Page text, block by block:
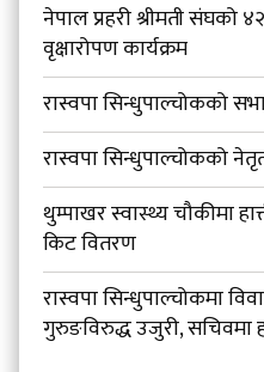
नेपाल प्रहरी श्रीमती संघको
वृक्षारोपण कार्यक्रम
रास्वपा सिन्धुपाल्चोकको
रास्वपा सिन्धुपाल्चोकको
थुम्पाखर स्वास्थ्य चौकीमा
किट वितरण
रास्वपा सिन्धुपाल्चोकमा
गुरुङविरुद्ध उजुरी, सचिवमा